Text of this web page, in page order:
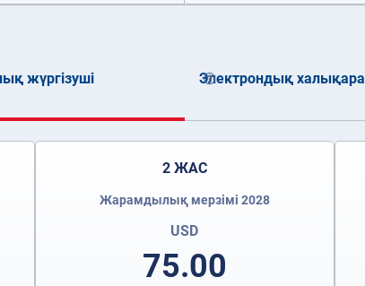
жүргізуші
Электрондық
2 ЖАС
Жарамдылық мерзімі 2028
USD
75.00